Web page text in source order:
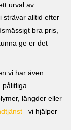
urval av
strävar alltid efter
bra pris,
ge er det
vi har även
pålitliga
längder eller
– vi hjälper